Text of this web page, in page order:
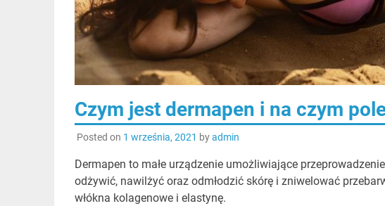
Czym jest dermapen i na czym
Posted on 1 września, 2021 byadmin
Dermapen to małe urządzenie umożliwiające
odżywić, nawilżyć oraz odmłodzić skórę i zniwelować
włókna kolagenowe i elastynę.